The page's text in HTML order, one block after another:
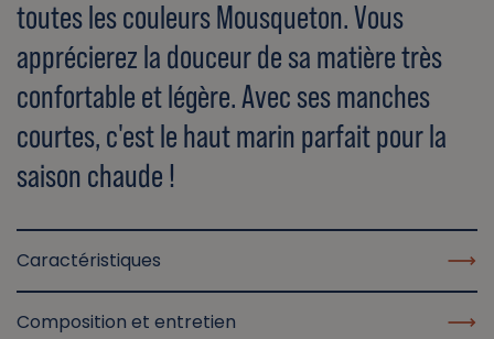
toutes les couleurs Mousqueton. Vous
apprécierez la douceur de sa matière très
confortable et légère. Avec ses manches
courtes, c'est le haut marin parfait pour la
saison chaude !
Caractéristiques
Composition et entretien